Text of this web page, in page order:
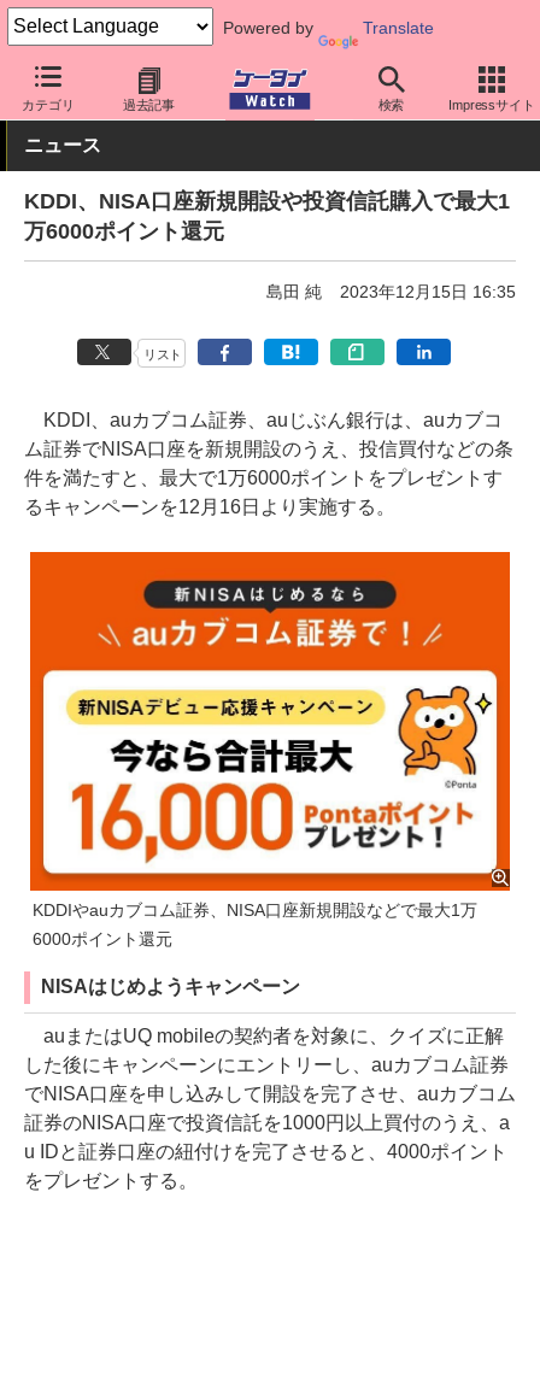
Powered by Translate
カテゴリ 過去記事 検索 Impressサイト
ケータイ Watch キャリア au その他
ニュース
KDDI、NISA口座新規開設や投資信託購入で最大1
万6000ポイント還元
島田 純 2023年12月15日 16:35
リスト
KDDI、auカブコム証券、auじぶん銀行は、auカブコ
ム証券でNISA口座を新規開設のうえ、投信買付などの条
件を満たすと、最大で1万6000ポイントをプレゼントす
るキャンペーンを12月16日より実施する。
KDDIやauカブコム証券、NISA口座新規開設などで最大1万
6000ポイント還元
NISAはじめようキャンペーン
auまたはUQ mobileの契約者を対象に、クイズに正解
した後にキャンペーンにエントリーし、auカブコム証券
でNISA口座を申し込みして開設を完了させ、auカブコム
証券のNISA口座で投資信託を1000円以上買付のうえ、a
u IDと証券口座の紐付けを完了させると、4000ポイント
をプレゼントする。